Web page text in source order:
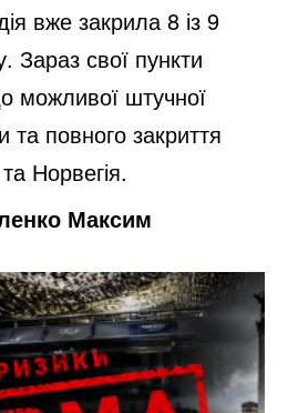
вже закрила 8 із 9
Зараз свої пункти
можливої штучної
та повного закриття
Норвегія.
Максим